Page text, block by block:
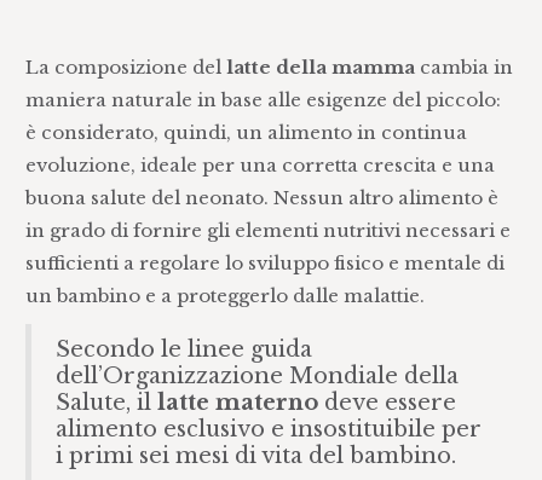
La composizione dellatte della mamma cambia in
maniera naturale in base alle esigenze del piccolo:
è considerato, quindi, un alimento in continua
evoluzione, ideale per una corretta crescita e una
buona salute del neonato. Nessun altro alimento è
in grado di fornire gli elementi nutritivi necessari e
sufficienti a regolare lo sviluppo fisico e mentale di
un bambino e a proteggerlo dalle malattie.
Secondo le linee guida
dell’Organizzazione Mondiale della
Salute, illatte materno deve essere
alimento esclusivo e insostituibile per
i primi sei mesi di vita del bambino.